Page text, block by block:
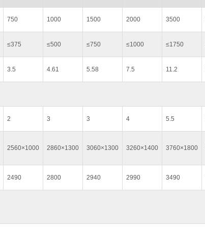
750 1000 1500 2000 3500
≤375 ≤500 ≤750 ≤1000 ≤1750
3.5 4.61 5.58 7.5 11.2
2 3 3 4 5.5
2560×1000 2860×1300 3060×1300 3260×1400 3760×1800
2490 2800 2940 2990 3490